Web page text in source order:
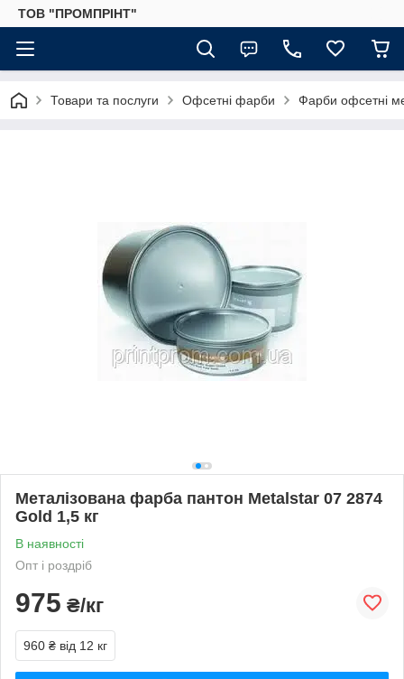
ТОВ "ПРОМПРІНТ"
Товари та послуги Офсетні фарби Фарби офсетні
Металізована фарба пантон Metalstar 07 2874
Gold 1,5 кг
В наявності
Опт і роздріб
975 ₴/кг
960 ₴ від 12 кг